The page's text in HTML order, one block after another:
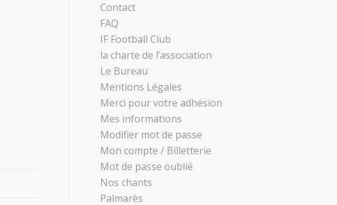
Contact
FAQ
IF Football Club
la charte de l’association
Le Bureau
Mentions Légales
Merci pour votre adhésion
Mes informations
Modifier mot de passe
Mon compte / Billetterie
Mot de passe oublié
Nos chants
Palmarès